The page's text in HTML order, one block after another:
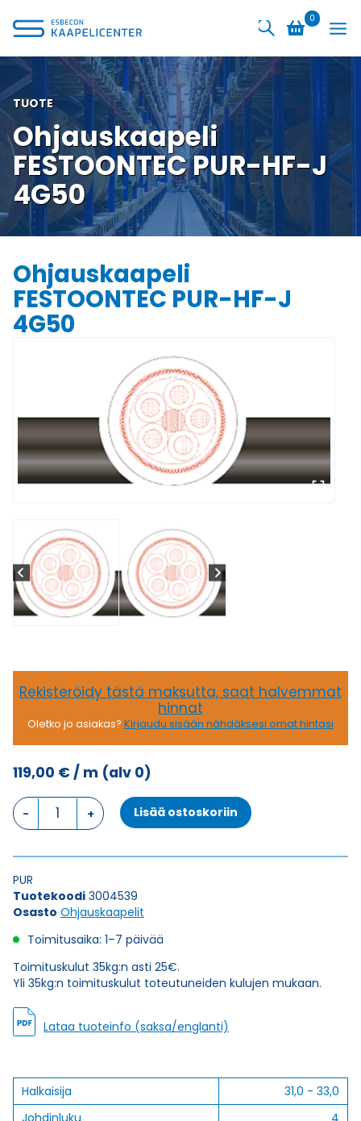
sisältöön
0
TUOTE
Ohjauskaapeli
FESTOONTEC PUR-HF-J
4G50
Ohjauskaapeli
FESTOONTEC PUR-HF-J
4G50
Rekisteröidy tästä maksutta, saat halvemmat
hinnat
Oletko jo asiakas? Kirjaudu sisään nähdäksesi omat hintasi
119,00 €/ m (alv 0)
Ohjauskaapeli
FESTOONTEC
HF-
määrä
Lisää ostoskoriin
PUR
Tuotekoodi 3004539
Osasto Ohjauskaapelit
Toimitusaika: 1–7 päivää
Toimituskulut 35kg:n asti 25€.
Yli 35kg:n toimituskulut toteutuneiden kulujen mukaan.
Lataa tuoteinfo (saksa/englanti)
Halkaisija
31,0 - 33,0
Johdinluku
4